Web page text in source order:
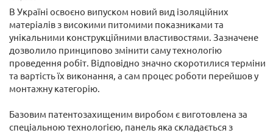
В Україні освоєно випуском новий вид ізоляційних
матеріалів з високими питомими показниками та
унікальними конструкційними властивостями. Зазначене
дозволило принципово змінити саму технологію
проведення робіт. Відповідно значно скоротилися терміни
та вартість їх виконання, а сам процес роботи перейшов у
монтажну категорію.
Базовим патентозахищеним виробом є виготовлена за
спеціальною технологією, панель яка складається з